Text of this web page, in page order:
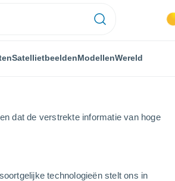
dat de verstrekte informatie van hoge
technologieën stelt ons in
SatellietbeeldenModellenWereld